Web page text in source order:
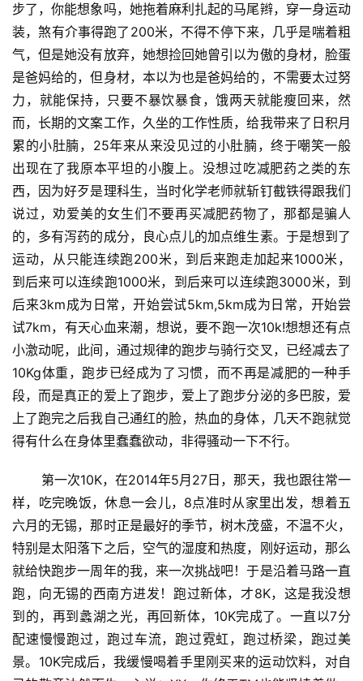
步了，你能想象吗，她拖着麻利扎起的马尾辫，穿一身运动
装，煞有介事得跑了200米，不得不停下来，几乎是喘着粗
气，但是她没有放弃，她想捡回她曾引以为傲的身材，脸蛋
是爸妈给的，但身材，本以为也是爸妈给的，不需要太过努
力，就能保持，只要不暴饮暴食，饿两天就能瘦回来，然
而，长期的文案工作，久坐的工作性质，给我带来了日积月
累的小肚腩，25年来从来没见过的小肚腩，终于嘲笑一般
出现在了我原本平坦的小腹上。没想过吃减肥药之类的东
西，因为好歹是理科生，当时化学老师就斩钉截铁得跟我们
说过，劝爱美的女生们不要再买减肥药物了，那都是骗人
的，多有泻药的成分，良心点儿的加点维生素。于是想到了
运动，从只能连续跑200米，到后来跑走加起来1000米，
到后来可以连续跑1000米，到后来可以连续跑3000米，到
后来3km成为日常，开始尝试5km,5km成为日常，开始尝
试7km，有天心血来潮，想说，要不跑一次10k!想想还有点
小激动呢，此间，通过规律的跑步与骑行交叉，已经减去了
10Kg体重，跑步已经成为了习惯，而不再是减肥的一种手
段，而是真正的爱上了跑步，爱上了跑步分泌的多巴胺，爱
上了跑完之后我自己通红的脸，热血的身体，几天不跑就觉
得有什么在身体里蠢蠢欲动，非得骚动一下不行。
第一次10K，在2014年5月27日，那天，我也跟往常一
样，吃完晚饭，休息一会儿，8点准时从家里出发，想着五
六月的无锡，那时正是最好的季节，树木茂盛，不温不火，
特别是太阳落下之后，空气的湿度和热度，刚好运动，那么
就给快跑步一周年的我，来一次挑战吧！于是沿着马路一直
跑，向无锡的西南方进发！跑过新体，才8K，这是我没想
到的，再到蠡湖之光，再回新体，10K完成了。一直以7分
配速慢慢跑过，跑过车流，跑过霓虹，跑过桥梁，跑过美
景。10K完成后，我缓慢喝着手里刚买来的运动饮料，对自